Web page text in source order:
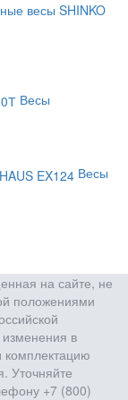
весы SHINKO
Весы
Весы
на сайте, не
положениями
в
комплектацию
Уточняйте
+7 (800)